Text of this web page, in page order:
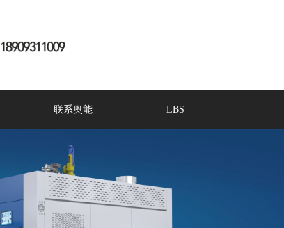
联系奥能 LBS